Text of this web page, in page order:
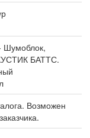
Шумоблок,
БАТТС.
Возможен